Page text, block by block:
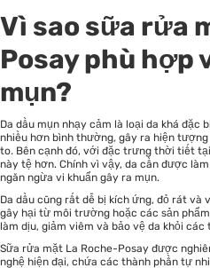
Vì sao sữa rửa
Posay phù hợp
mụn?
Da dầu mụn nhạy cảm là loại da khá đặc
nhiều hơn bình thường, gây ra hiện
to. Bên cạnh đó, với đặc trưng thời tiết
này tệ hơn. Chính vì vậy, da cần được
ngăn ngừa vi khuẩn gây ra mụn.
Da dầu cũng rất dễ bị kích ứng, đỏ rát
gây hại từ môi trường hoặc các sản
làm dịu, giảm viêm và bảo vệ da khỏi các
Sữa rửa mặt La Roche-Posay được
nghệ hiện đại, chứa các thành phần tự